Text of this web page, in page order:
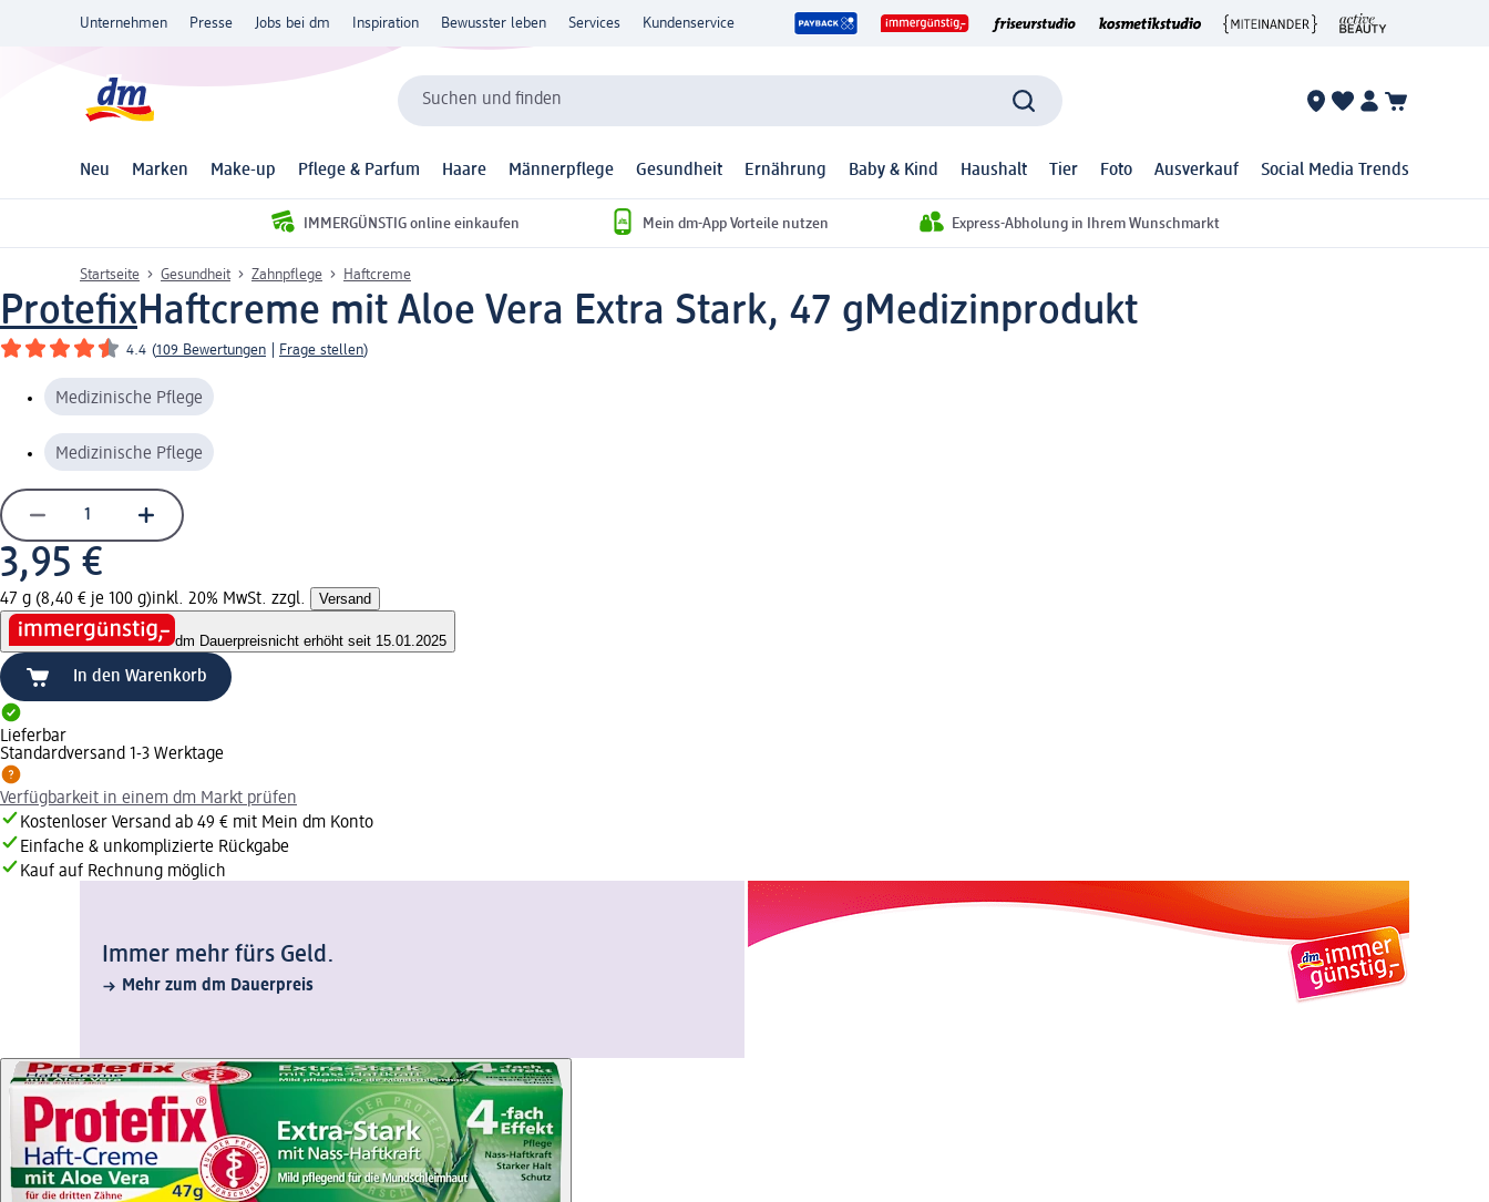
Unternehmen Presse Jobs bei dm Inspiration Bewusster leben Services Kundenservice
Suchen und finden
Neu Marken Make-up Pflege & Parfum Haare Männerpflege Gesundheit Ernährung Baby & Kind Haushalt Tier Foto Ausverkauf Social Media Trends
IMMERGÜNSTIG online einkaufen Mein dm-App Vorteile nutzen Express-Abholung in Ihrem Wunschmarkt
Startseite Gesundheit Zahnpflege Haftcreme
ProtefixHaftcreme mit Aloe Vera Extra Stark, 47 gMedizinprodukt
4.4 (109 Bewertungen Frage stellen)
Medizinische Pflege
Medizinische Pflege
3,95 €
47 g (8,40 € je 100 g)inkl. 20% MwSt. zzgl. Versand
dm Dauerpreisnicht erhöht seit 15.01.2025
In den Warenkorb
Lieferbar
Standardversand 1-3 Werktage
Verfügbarkeit in einem dm Markt prüfen
Kostenloser Versand ab 49 € mit Mein dm Konto
Einfache & unkomplizierte Rückgabe
Kauf auf Rechnung möglich
Immer mehr fürs Geld.
Mehr zum dm Dauerpreis